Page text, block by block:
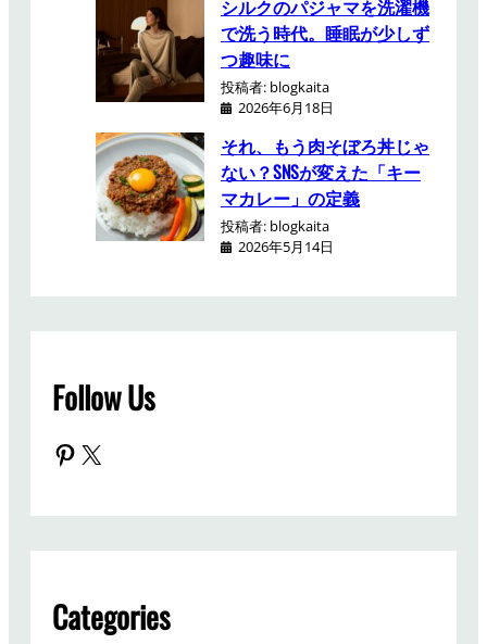
シルクのパジャマを洗濯機
で洗う時代。睡眠が少しず
つ趣味に
投稿者: blogkaita
2026年6月18日
それ、もう肉そぼろ丼じゃ
ない？SNSが変えた「キー
マカレー」の定義
投稿者: blogkaita
2026年5月14日
Follow Us
Pinterest X
Categories